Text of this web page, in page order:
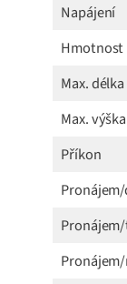
Napájení
Hmotnost
Max.
Max.
Příkon